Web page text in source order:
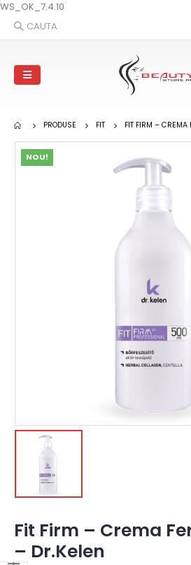
WS_OK_7.4.10
CAUTA
PRODUSE FIT FIT FIRM – CREMA
NOU!
Fit Firm – Crema
– Dr.Kelen